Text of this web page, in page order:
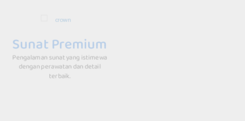
Sunat Premium
Pengalaman sunat yang istimewa
dengan perawatan dan detail
terbaik.